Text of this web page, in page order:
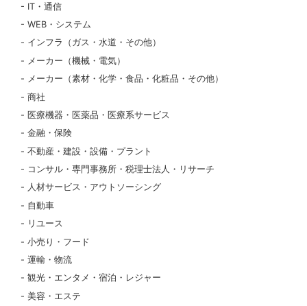
IT・通信
WEB・システム
インフラ（ガス・水道・その他）
メーカー（機械・電気）
メーカー（素材・化学・食品・化粧品・その他）
商社
医療機器・医薬品・医療系サービス
金融・保険
不動産・建設・設備・プラント
コンサル・専門事務所・税理士法人・リサーチ
人材サービス・アウトソーシング
自動車
リユース
小売り・フード
運輸・物流
観光・エンタメ・宿泊・レジャー
美容・エステ